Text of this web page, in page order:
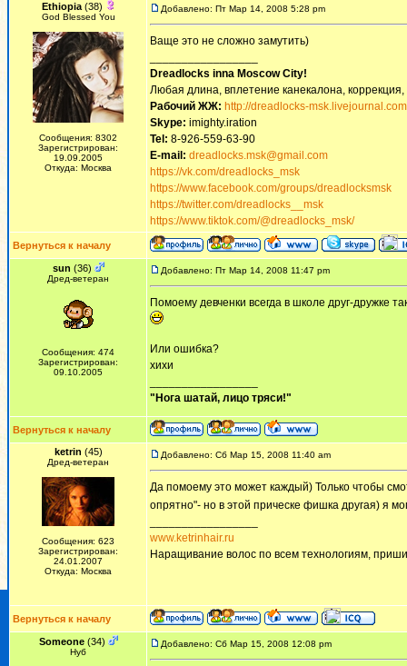
Ethiopia(38)
God Blessed You
Сообщения: 8302
Зарегистрирован:
19.09.2005
Откуда: Москва
Добавлено: Пт Мар 14, 2008 5:28 pm
Ваще это не сложно замутить)
Dreadlocks inna Moscow Сity!
Любая длина, вплетение канекалона,
Рабочий ЖЖ: http://dreadlocks-
Skype: imighty.iration
Tel: 8-926-559-63-90
E-mail: dreadlocks.msk@gmail.com
https://vk.com/dreadlocks_msk
https://www.facebook.com/groups/dreadlocksmsk
https://twitter.com/dreadlocks__msk
https://www.tiktok.com/@dreadlocks_msk/
Вернуться к началу
sun (36)
Дред-ветеран
Сообщения: 474
Зарегистрирован:
09.10.2005
Добавлено: Пт Мар 14, 2008 11:47 pm
Помоему девченки всегда в школе друг-дружке
Или ошибка?
хихи
"Нога шатай, лицо тряси!"
Вернуться к началу
ketrin (45)
Дред-ветеран
Сообщения: 623
Зарегистрирован:
24.01.2007
Откуда: Москва
Добавлено: Сб Мар 15, 2008 11:40 am
Да помоему это может каждый) Только чтобы
опрятно"- но в этой прическе фишка другая) я
www.ketrinhair.ru
Наращивание волос по всем технологиям,
Вернуться к началу
Someone(34)
Нуб
Добавлено: Сб Мар 15, 2008 12:08 pm